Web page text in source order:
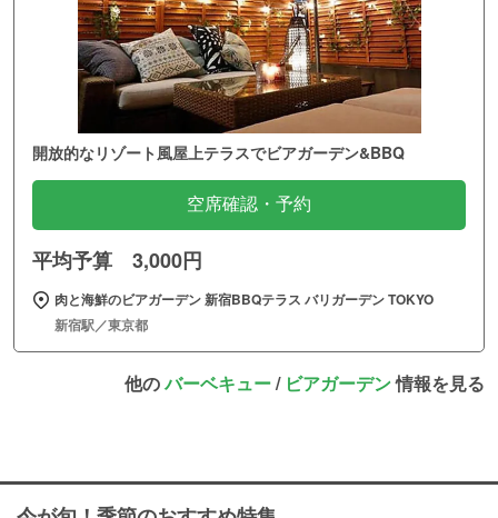
開放的なリゾート風屋上テラスでビアガーデン&BBQ
空席確認・予約
平均予算 3,000円
肉と海鮮のビアガーデン 新宿BBQテラス バリガーデン TOKYO
新宿駅／東京都
他のバーベキュー/ ビアガーデン情報を見る